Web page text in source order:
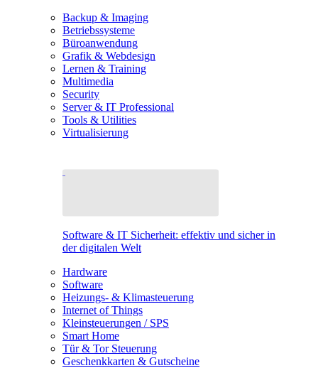
Backup & Imaging
Betriebssysteme
Büroanwendung
Grafik & Webdesign
Lernen & Training
Multimedia
Security
Server & IT Professional
Tools & Utilities
Virtualisierung
Software & IT Sicherheit: effektiv und sicher in
der digitalen Welt
Hardware
Software
Heizungs- & Klimasteuerung
Internet of Things
Kleinsteuerungen / SPS
Smart Home
Tür & Tor Steuerung
Geschenkkarten & Gutscheine